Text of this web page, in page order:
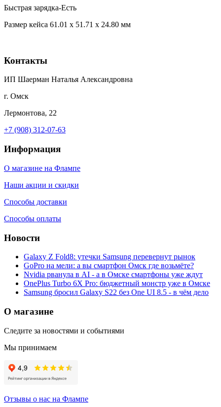
Быстрая зарядка-Есть
Размер кейса 61.01 x 51.71 x 24.80 мм
Контакты
ИП Шаерман Наталья Александровна
г. Омск
Лермонтова, 22
+7 (908) 312-07-63
Информация
О магазине на Флампе
Наши акции и скидки
Способы доставки
Способы оплаты
Новости
Galaxy Z Fold8: утечки Samsung перевернут рынок
GoPro на мели: а вы смартфон Омск где возьмёте?
Nvidia рванула в AI - а в Омске смартфоны уже ждут
OnePlus Turbo 6X Pro: бюджетный монстр уже в Омске
Samsung бросил Galaxy S22 без One UI 8.5 - в чём дело
О магазине
Следите за новостями и событиями
Мы принимаем
Отзывы о нас на Флампе